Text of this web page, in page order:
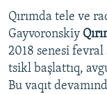
Qırımda tele ve
Gayvoronskiy
2018 senesi fevral
tsikl başlattıq,
Bu vaqıt